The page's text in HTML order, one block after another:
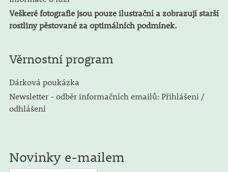
Veškeré fotografie jsou pouze ilustrační a zobrazují starší
rostliny pěstované za optimálních podmínek.
Věrnostní program
Dárková poukázka
Newsletter - odběr informačních emailů: Přihlášení /
odhlášení
Novinky e-mailem